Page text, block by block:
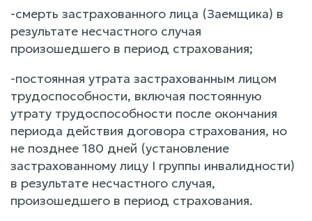
-смерть застрахованного лица (Заемщика) в
результате несчастного случая
произошедшего в период страхования;
-постоянная утрата застрахованным лицом
трудоспособности, включая постоянную
утрату трудоспособности после окончания
периода действия договора страхования, но
не позднее 180 дней (установление
застрахованному лицу I группы инвалидности)
в результате несчастного случая,
произошедшего в период страхования.